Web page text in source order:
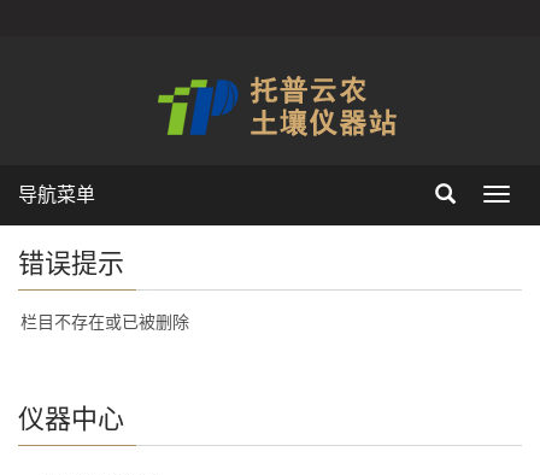
导航菜单
错误提示
栏目不存在或已被删除
仪器中心